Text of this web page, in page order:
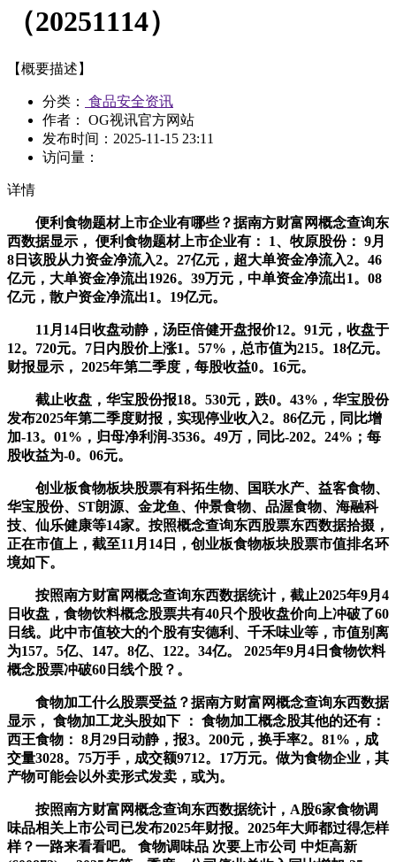
（20251114）
【概要描述】
分类：
食品安全资讯
作者： OG视讯官方网站
发布时间： 2025-11-15 23:11
访问量：
详情
便利食物题材上市企业有哪些？据南方财富网概念查询东
西数据显示， 便利食物题材上市企业有： 1、牧原股份： 9月
8日该股从力资金净流入2。27亿元，超大单资金净流入2。46
亿元，大单资金净流出1926。39万元，中单资金净流出1。08
亿元，散户资金净流出1。19亿元。
11月14日收盘动静，汤臣倍健开盘报价12。91元，收盘于
12。720元。7日内股价上涨1。57%，总市值为215。18亿元。
财报显示， 2025年第二季度，每股收益0。16元。
截止收盘，华宝股份报18。530元，跌0。43%，华宝股份
发布2025年第二季度财报，实现停业收入2。86亿元，同比增
加-13。01%，归母净利润-3536。49万，同比-202。24%；每
股收益为-0。06元。
创业板食物板块股票有科拓生物、国联水产、益客食物、
华宝股份、ST朗源、金龙鱼、仲景食物、品渥食物、海融科
技、仙乐健康等14家。按照概念查询东西股票东西数据拾掇，
正在市值上，截至11月14日，创业板食物板块股票市值排名环
境如下。
按照南方财富网概念查询东西数据统计，截止2025年9月4
日收盘，食物饮料概念股票共有40只个股收盘价向上冲破了60
日线。此中市值较大的个股有安德利、千禾味业等，市值别离
为157。5亿、147。8亿、122。34亿。 2025年9月4日食物饮料
概念股票冲破60日线个股？。
食物加工什么股票受益？据南方财富网概念查询东西数据
显示， 食物加工龙头股如下 ： 食物加工概念股其他的还有：
西王食物： 8月29日动静，报3。200元，换手率2。81%，成
交量3028。75万手，成交额9712。17万元。做为食物企业，其
产物可能会以外卖形式发卖，或为。
按照南方财富网概念查询东西数据统计，A股6家食物调
味品相关上市公司已发布2025年财报。2025年大师都过得怎样
样？一路来看看吧。 食物调味品 次要上市公司 中炬高新